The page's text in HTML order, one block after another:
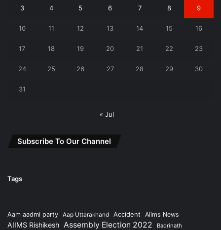
3 4 5 6 7 8 9
10 11 12 13 14 15 16
17 18 19 20 21 22 23
24 25 26 27 28 29 30
31
« Jul
Subscribe To Our Channel
Tags
Aam aadmi party Aap Uttarakhand Accident Aiims News
AIIMS Rishikesh Assembly Election 2022 Badrinath